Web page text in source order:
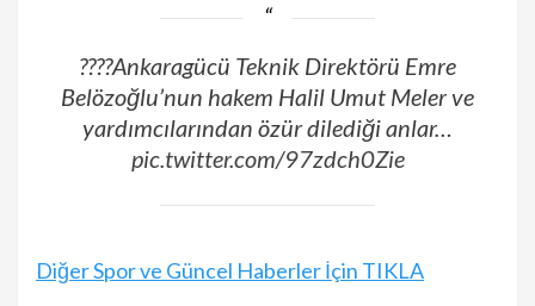
????️Ankaragücü Teknik Direktörü Emre
Belözoğlu’nun hakem Halil Umut Meler ve
yardımcılarından özür dilediği anlar…
pic.twitter.com/97zdch0Zie
Diğer Spor ve Güncel Haberler İçin TIKLA